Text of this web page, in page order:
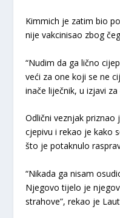
Kimmich je zatim bio
nije vakcinisao zbog
“Nudim da ga lično
veći za one koji se ne
inače liječnik, u izjavi
Odlični veznjak
cjepivu i rekao je kako
što je potaknulo
“Nikada ga nisam
Njegovo tijelo je
strahove”, rekao je